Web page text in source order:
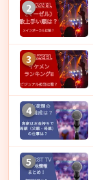
2
3
4
5